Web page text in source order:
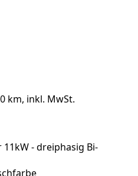
km, inkl. MwSt.
- dreiphasig Bi-